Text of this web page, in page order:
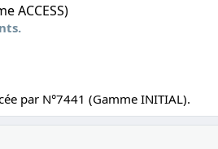
ACCESS)
par N°7441 (Gamme INITIAL).